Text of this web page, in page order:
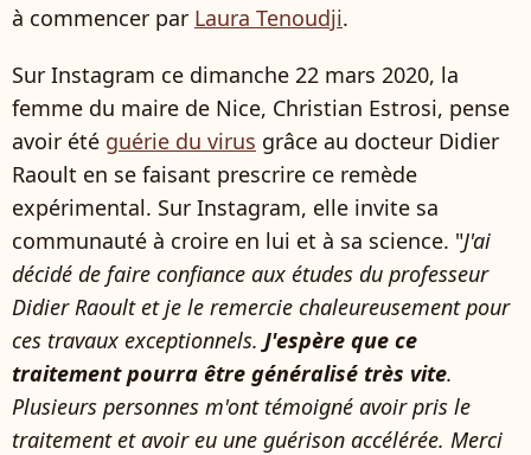
à commencer par Laura Tenoudji.
Sur Instagram ce dimanche 22 mars 2020, la
femme du maire de Nice, Christian Estrosi, pense
avoir été guérie du virus grâce au docteur Didier
Raoult en se faisant prescrire ce remède
expérimental. Sur Instagram, elle invite sa
communauté à croire en lui et à sa science. "J'ai
décidé de faire confiance aux études du professeur
Didier Raoult et je le remercie chaleureusement pour
ces travaux exceptionnels. J'espère que ce
traitement pourra être généralisé très vite.
Plusieurs personnes m'ont témoigné avoir pris le
traitement et avoir eu une guérison accélérée. Merci